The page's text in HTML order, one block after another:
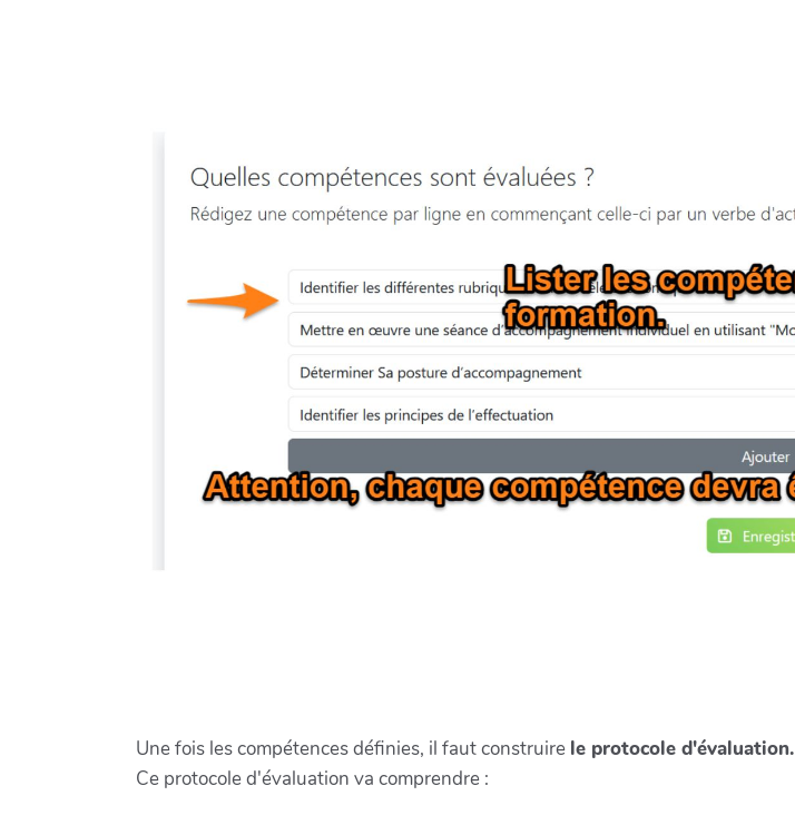
Une fois les compétences définies, il faut construire le protocole d'évaluation.
Ce protocole d'évaluation va comprendre :